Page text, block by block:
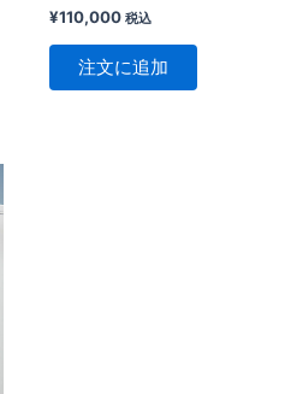
¥110,000 税込
注文に追加